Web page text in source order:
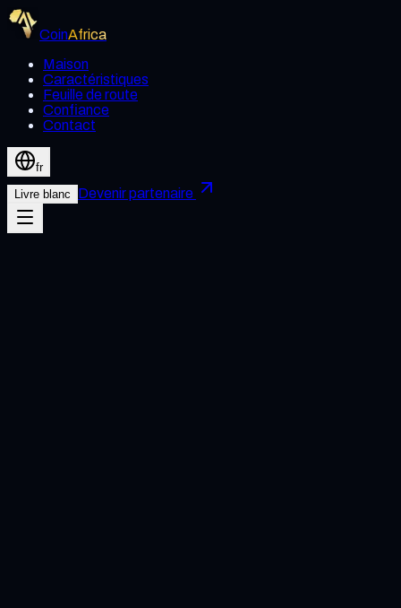
CoinAfrica
Maison
Caractéristiques
Feuille de route
Confiance
Contact
fr
Livre blanc
Devenir partenaire